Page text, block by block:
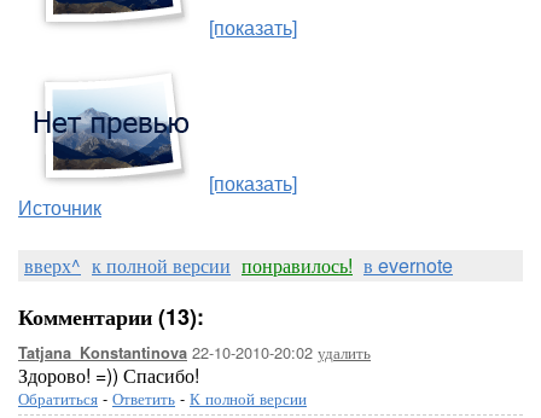
[показать]
[показать]
Источник
вверх^ к полной версии понравилось! в evernote
Комментарии (13):
Tatjana_Konstantinova 22-10-2010-20:02 удалить
Здорово! =)) Спасибо!
Обратиться - Ответить - К полной версии